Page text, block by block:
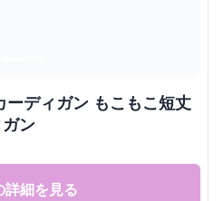
ーディガン もこもこ短丈
ン
詳細を見る